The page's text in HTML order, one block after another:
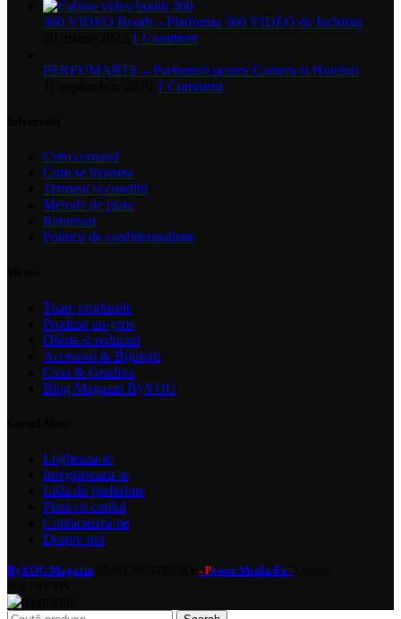
360 VIDEO Booth – Platforma 360 VIDEO de Inchiriat
1 Comment
PERFUMARTE – Parfumuri pentru Camera si Hoteluri
1 Comment
Cum comand
Cum se livreaza
Termeni si conditii
Metode de plata
Returnari
Politica de confidentialitate
Toate produsele
Produse en-gros
Oferte si reduceri
Accesorii & Bijuterii
Casa & Gradina
Blog Magazin ByYOU
Logheaza-te
Inregistreaza-te
Lista de preferinte
Plata cu cardul
Contacteaza-ne
Despre noi
ByYOU Magazin - Power Media Fx -